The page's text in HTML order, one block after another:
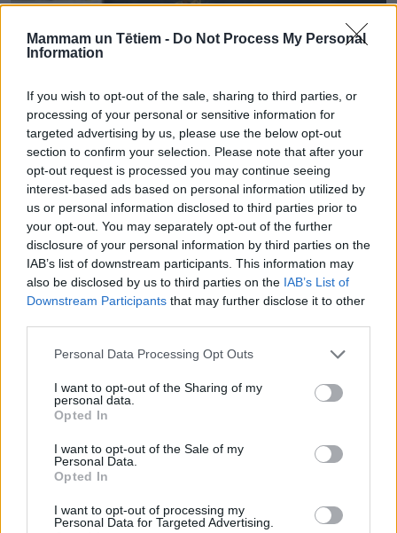
Mammam un Tētiem - Do Not Process My Personal
Information
If you wish to opt-out of the sale, sharing to third parties, or
processing of your personal or sensitive information for
targeted advertising by us, please use the below opt-out
section to confirm your selection. Please note that after your
opt-out request is processed you may continue seeing
interest-based ads based on personal information utilized by
us or personal information disclosed to third parties prior to
your opt-out. You may separately opt-out of the further
disclosure of your personal information by third parties on the
IAB’s list of downstream participants. This information may
also be disclosed by us to third parties on the IAB’s List of
Downstream Participants that may further disclose it to other
Personal Data Processing Opt Outs
I want to opt-out of the Sharing of my
personal data.
Opted In
I want to opt-out of the Sale of my
Personal Data.
Opted In
I want to opt-out of processing my
Personal Data for Targeted Advertising.
Vienkāršos kārtību, kādā tiek nodrošināts atbalsts mācībās
bērniem ar īpašām vajadzībām – prasības būs vienotas visās
skolās